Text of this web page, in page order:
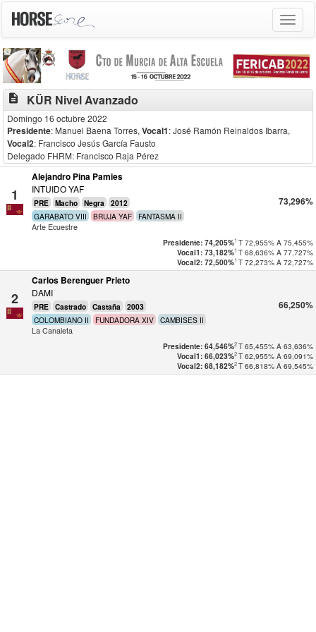
Toggle
description KÜR Nivel Avanzado
Domingo 16 octubre 2022
Presidente: Manuel Baena Torres, Vocal1: José Ramón Reinaldos Ibarra,
Vocal2: Francisco Jesús García Fausto
Delegado FHRM: Francisco Raja Pérez
1
Alejandro Pina Pamies
INTUIDO YAF
PRE Macho Negra 2012
GARABATO VIII BRUJA YAF
FANTASMA II
Arte Ecuestre
73,296%
Presidente: 74,205%1 T 72,955% A 75,455%
Vocal1: 73,182%1 T 68,636% A 77,727%
Vocal2: 72,500%1 T 72,273% A 72,727%
2
Carlos Berenguer Prieto
DAMI
PRE Castrado Castaña 2003
COLOMBIANO II FUNDADORA XIV CAMBISES II
La Canaleta
66,250%
Presidente: 64,546%2T 65,455% A 63,636%
Vocal1: 66,023%2T 62,955% A 69,091%
Vocal2: 68,182%2T 66,818% A 69,545%